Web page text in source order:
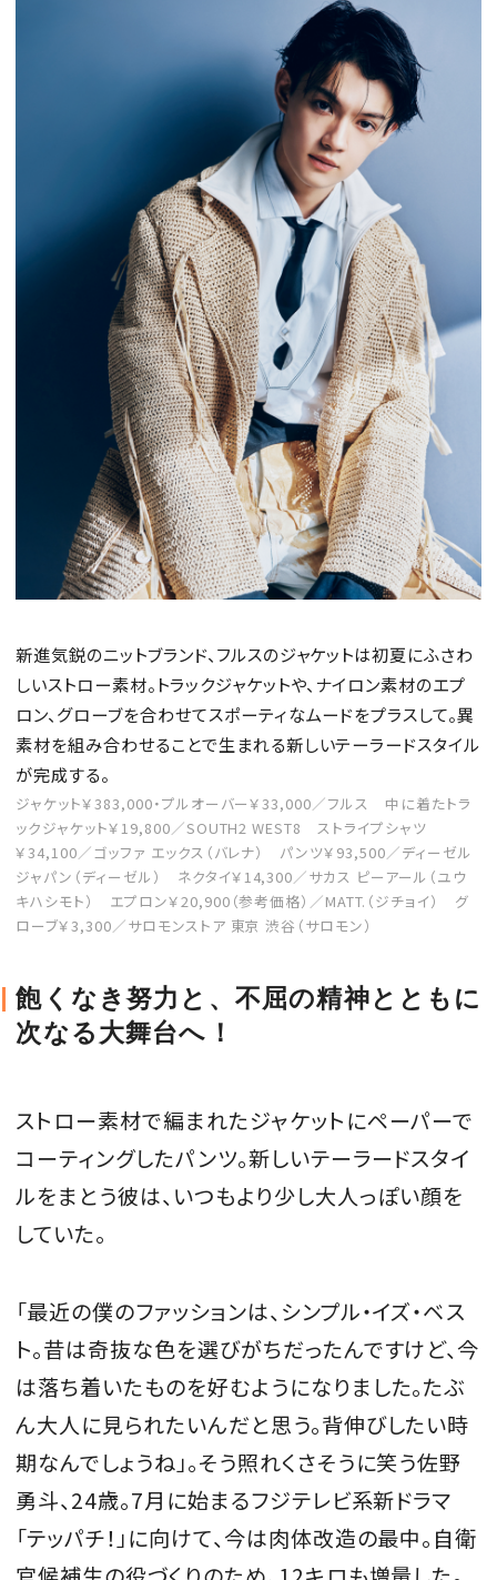
Log in or Sign up
SPUR読者のためのメンバーシッププログラム
「The SPUR Club」。便利な機能と特典を無料で楽し
ログイン・新規会員登録
FOLLOW US
MAGAZINE
SPUR 2026 JULY
2026年9月号
2026-07-23発売
最新号を試し読み
新進気鋭のニットブランド、フルスのジャケットは初夏にふさわ
しいストロー素材。トラックジャケットや、ナイロン素材のエプ
ロン、グローブを合わせてスポーティなムードをプラスして。異
素材を組み合わせることで生まれる新しいテーラードスタイル
が完成する。
ジャケット￥383,000・プルオーバー￥33,000／フルス 中に着たトラ
ックジャケット￥19,800／SOUTH2 WEST8 ストライプシャツ
￥34,100／ゴッファ エックス（バレナ） パンツ￥93,500／ディーゼル
ジャパン（ディーゼル） ネクタイ￥14,300／サカス ピーアール（ユウ
キハシモト） エプロン￥20,900（参考価格）／MATT.（ジチョイ） グ
ローブ￥3,300／サロモンストア 東京 渋谷（サロモン）
飽くなき努力と、不屈の精神とともに
次なる大舞台へ！
ストロー素材で編まれたジャケットにペーパーで
コーティングしたパンツ。新しいテーラードスタイ
ルをまとう彼は、いつもより少し大人っぽい顔を
していた。
「最近の僕のファッションは、シンプル・イズ・ベス
ト。昔は奇抜な色を選びがちだったんですけど、今
は落ち着いたものを好むようになりました。たぶ
ん大人に見られたいんだと思う。背伸びしたい時
期なんでしょうね」。そう照れくさそうに笑う佐野
勇斗、24歳。7月に始まるフジテレビ系新ドラマ
「テッパチ！」に向けて、今は肉体改造の最中。自衛